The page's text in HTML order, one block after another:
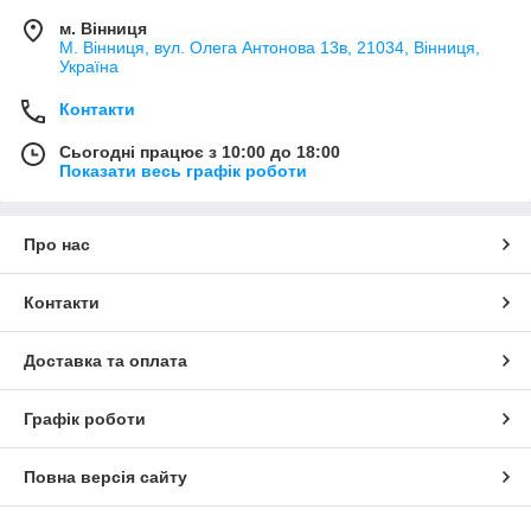
м. Вінниця
М. Вінниця, вул. Олега Антонова 13в, 21034, Вінниця,
Україна
Контакти
Сьогодні працює з 10:00 до 18:00
Показати весь графік роботи
Про нас
Контакти
Доставка та оплата
Графік роботи
Повна версія сайту